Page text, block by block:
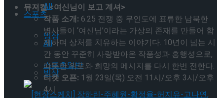
All
빙상
스포츠일반
스포츠
All
빙상
뮤지컬 <여신님이 보고 계셔>
작품 소개: 6.25 전쟁 중 무인도에 표류한 남북한
병사들이 ‘여신님’이라는 가상의 존재를 만들어 함
께하며 상처를 치유하는 이야기다. 10년이 넘는 시
간 동안 꾸준히 사랑받아온 작품성과 흥행성으로,
따뜻한 위로와 희망의 메시지를 다시 한번 전한다.
티켓 오픈: 1월 23일(목) 오전 11시/오후 3시/오후
4시